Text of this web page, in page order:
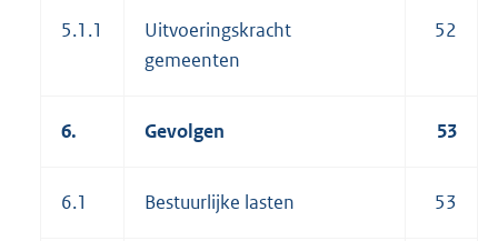
5.1.1
Uitvoeringskracht
gemeenten
52
6. Gevolgen 53
6.1 Bestuurlijke lasten 53